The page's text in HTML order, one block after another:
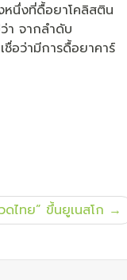
หนึ่งที่ดื้อยาโคลิสติน
า จากลำดับ
อว่ามีการดื้อยาคาร์
ดไทย” ขึ้นยูเนสโก